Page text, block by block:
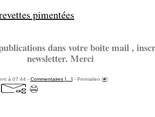
pimentées
dans votre boite mail ,
newsletter. Merci
à 07:44 - Commentaires [ ] - Permalien [#]